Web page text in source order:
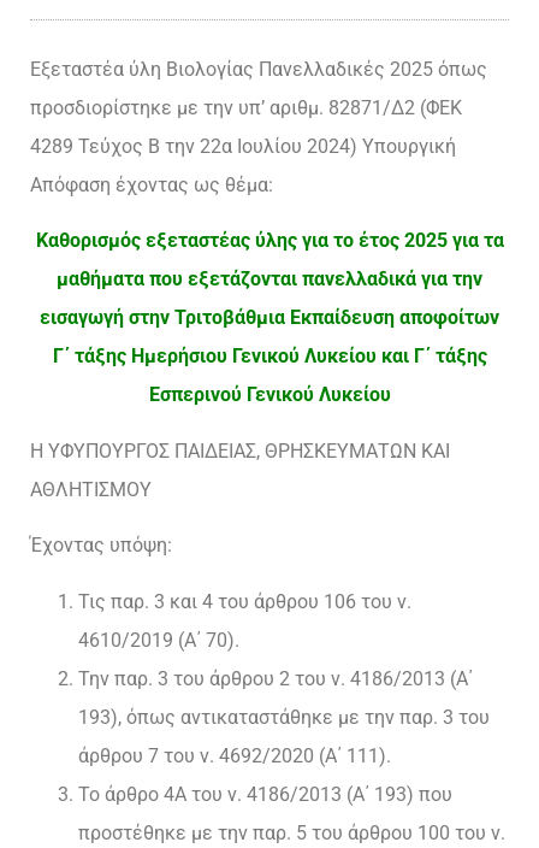
Εξεταστέα ύλη Βιολογίας Πανελλαδικές 2025 όπως
προσδιορίστηκε με την υπ’ αριθμ. 82871/Δ2 (ΦΕΚ
4289 Τεύχος Β την 22α Ιουλίου 2024) Υπουργική
Απόφαση έχοντας ως θέμα:
Καθορισμός εξεταστέας ύλης για το έτος 2025 για τα
μαθήματα που εξετάζονται πανελλαδικά για την
εισαγωγή στην Τριτοβάθμια Εκπαίδευση αποφοίτων
Γ΄ τάξης Ημερήσιου Γενικού Λυκείου και Γ΄ τάξης
Εσπερινού Γενικού Λυκείου
Η ΥΦΥΠΟΥΡΓΟΣ ΠΑΙΔΕΙΑΣ, ΘΡΗΣΚΕΥΜΑΤΩΝ ΚΑΙ
ΑΘΛΗΤΙΣΜΟΥ
Έχοντας υπόψη:
Τις παρ. 3 και 4 του άρθρου 106 του ν.
4610/2019 (Α΄ 70).
Την παρ. 3 του άρθρου 2 του ν. 4186/2013 (Α΄
193), όπως αντικαταστάθηκε με την παρ. 3 του
άρθρου 7 του ν. 4692/2020 (Α΄ 111).
Το άρθρο 4Α του ν. 4186/2013 (Α΄ 193) που
προστέθηκε με την παρ. 5 του άρθρου 100 του ν.